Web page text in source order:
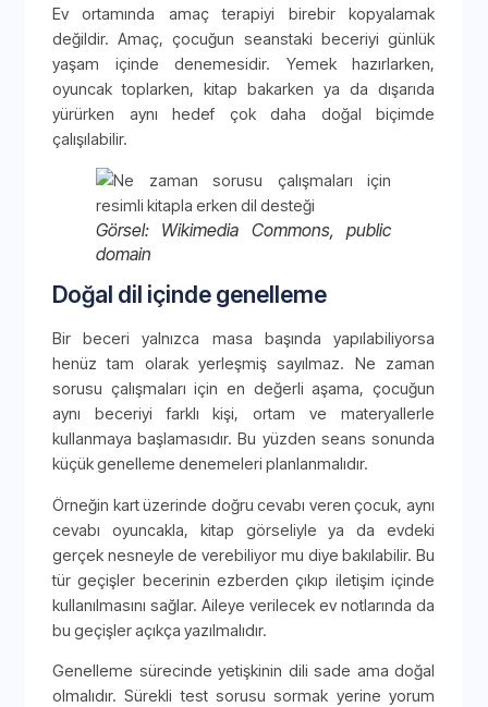
Ev ortamında amaç terapiyi birebir kopyalamak
değildir. Amaç, çocuğun seanstaki beceriyi günlük
yaşam içinde denemesidir. Yemek hazırlarken,
oyuncak toplarken, kitap bakarken ya da dışarıda
yürürken aynı hedef çok daha doğal biçimde
çalışılabilir.
Görsel: Wikimedia Commons, public
domain
Doğal dil içinde genelleme
Bir beceri yalnızca masa başında yapılabiliyorsa
henüz tam olarak yerleşmiş sayılmaz. Ne zaman
sorusu çalışmaları için en değerli aşama, çocuğun
aynı beceriyi farklı kişi, ortam ve materyallerle
kullanmaya başlamasıdır. Bu yüzden seans sonunda
küçük genelleme denemeleri planlanmalıdır.
Örneğin kart üzerinde doğru cevabı veren çocuk, aynı
cevabı oyuncakla, kitap görseliyle ya da evdeki
gerçek nesneyle de verebiliyor mu diye bakılabilir. Bu
tür geçişler becerinin ezberden çıkıp iletişim içinde
kullanılmasını sağlar. Aileye verilecek ev notlarında da
bu geçişler açıkça yazılmalıdır.
Genelleme sürecinde yetişkinin dili sade ama doğal
olmalıdır. Sürekli test sorusu sormak yerine yorum